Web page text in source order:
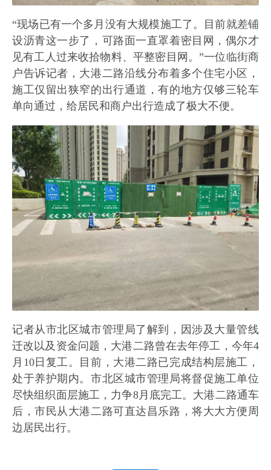
“现场已有一个多月没有大规模施工了。目前就差铺
设沥青这一步了，可路面一直罩着密目网，偶尔才
见有工人过来收拾物料、平整密目网。”一位临街商
户告诉记者，大港二路沿线分布着多个住宅小区，
施工仅留出狭窄的出行通道，有的地方仅够三轮车
单向通过，给居民和商户出行造成了极大不便。
记者从市北区城市管理局了解到，因涉及大量管线
迁改以及资金问题，大港二路曾在去年停工，今年4
月10日复工。目前，大港二路已完成结构层施工，
处于养护期内。市北区城市管理局将督促施工单位
尽快组织面层施工，力争8月底完工。大港二路通车
后，市民从大港二路可直达昌乐路，将大大方便周
边居民出行。